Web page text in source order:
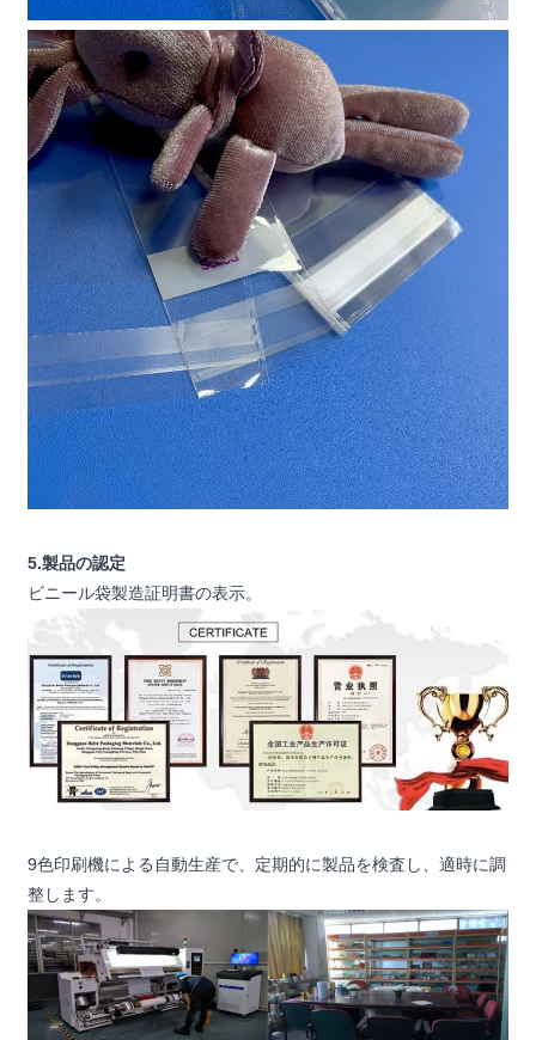
5.製品の認定
ビニール袋製造証明書の表示。
9色印刷機による自動生産で、定期的に製品を検査し、適時に調
整します。